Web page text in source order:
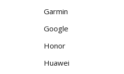
Garmin
Google
Honor
Huawei